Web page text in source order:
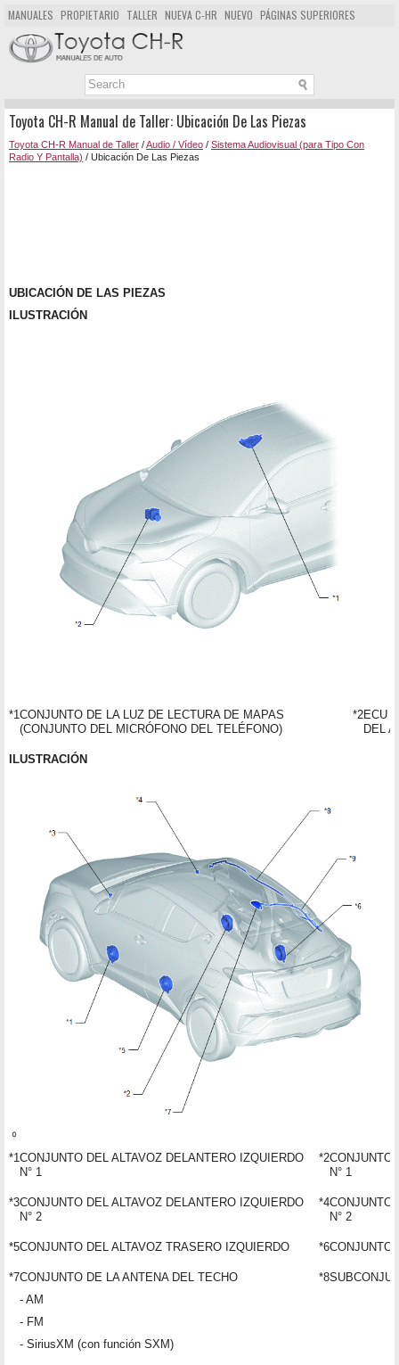
MANUALES PROPIETARIO TALLER NUEVA C-HR NUEVO PÁGINAS SUPERIORES
MAPA DEL SITIO
BUSCAR
Toyota CH-R Manual de Taller: Ubicación De Las Piezas
Toyota CH-R Manual de Taller /Audio / Vídeo / Sistema Audiovisual (para Tipo Con
Radio Y Pantalla) / Ubicación De Las Piezas
UBICACIÓN DE LAS PIEZAS
ILUSTRACIÓN
*1CONJUNTO DE LA LUZ DE LECTURA DE MAPAS
(CONJUNTO DEL MICRÓFONO DEL TELÉFONO)
*2ECU
DEL
ILUSTRACIÓN
*1 CONJUNTO DEL ALTAVOZ DELANTERO IZQUIERDO
N° 1
*2CONJUNTO
N° 1
*3CONJUNTO DEL ALTAVOZ DELANTERO IZQUIERDO
N° 2
*4CONJUNTO
N° 2
*5CONJUNTO DEL ALTAVOZ TRASERO IZQUIERDO *6CONJUNTO
*7CONJUNTO DE LA ANTENA DEL TECHO
- AM
- FM
- SiriusXM (con función SXM)
*8